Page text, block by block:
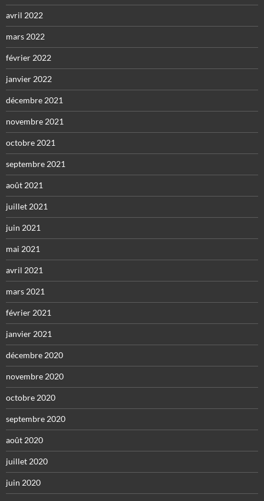
avril 2022
mars 2022
février 2022
janvier 2022
décembre 2021
novembre 2021
octobre 2021
septembre 2021
août 2021
juillet 2021
juin 2021
mai 2021
avril 2021
mars 2021
février 2021
janvier 2021
décembre 2020
novembre 2020
octobre 2020
septembre 2020
août 2020
juillet 2020
juin 2020